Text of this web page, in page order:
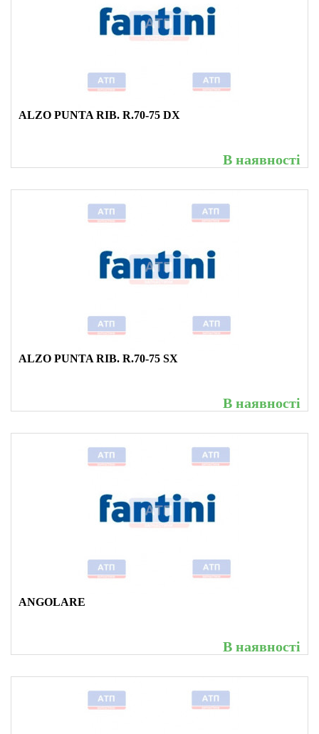
ALZO PUNTA RIB. R.70-75 DX
В наявності
ALZO PUNTA RIB. R.70-75 SX
В наявності
ANGOLARE
В наявності